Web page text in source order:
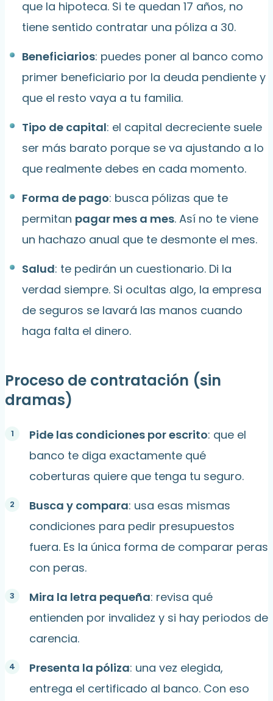
que la hipoteca. Si te quedan 17 años, no
tiene sentido contratar una póliza a 30.
Beneficiarios: puedes poner al banco como
primer beneficiario por la deuda pendiente y
que el resto vaya a tu familia.
Tipo de capital: el capital decreciente suele
ser más barato porque se va ajustando a lo
que realmente debes en cada momento.
Forma de pago: busca pólizas que te
permitan pagar mes a mes. Así no te viene
un hachazo anual que te desmonte el mes.
Salud: te pedirán un cuestionario. Di la
verdad siempre. Si ocultas algo, la empresa
de seguros se lavará las manos cuando
haga falta el dinero.
Proceso de contratación (sin
dramas)
Pide las condiciones por escrito: que el
banco te diga exactamente qué
coberturas quiere que tenga tu seguro.
Busca y compara: usa esas mismas
condiciones para pedir presupuestos
fuera. Es la única forma de comparar peras
con peras.
Mira la letra pequeña: revisa qué
entienden por invalidez y si hay periodos de
carencia.
Presenta la póliza: una vez elegida,
entrega el certificado al banco. Con eso